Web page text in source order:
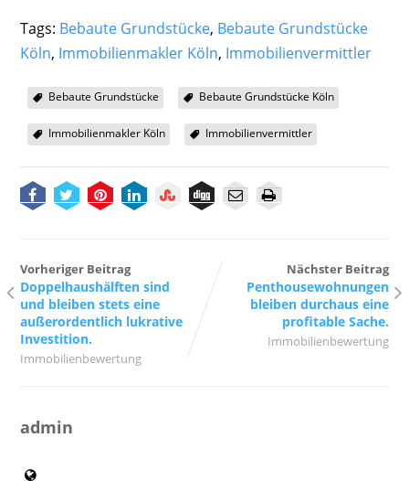
Tags: Bebaute Grundstücke, Bebaute Grundstücke
Köln, Immobilienmakler Köln, Immobilienvermittler
Bebaute Grundstücke Bebaute Grundstücke Köln
Immobilienmakler Köln Immobilienvermittler
Vorheriger Beitrag
Doppelhaushälften sind
und bleiben stets eine
außerordentlich lukrative
Investition.
Immobilienbewertung
Nächster Beitrag
Penthousewohnungen
bleiben durchaus eine
profitable Sache.
Immobilienbewertung
admin